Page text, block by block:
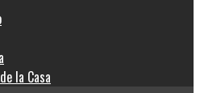
la Casa